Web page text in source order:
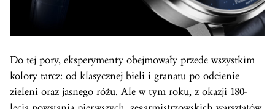
Do tej pory, eksperymenty obejmowały przede wszystkim
kolory tarcz: od klasycznej bieli i granatu po odcienie
zieleni oraz jasnego różu. Ale w tym roku, z okazji 180-